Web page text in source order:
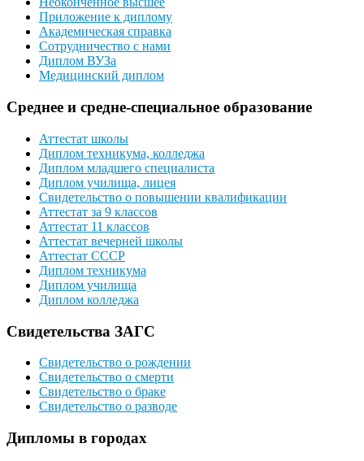
Приложение к диплому
Академическая справка
Сотрудничество с нами
Диплом ВУЗа
Медицинский диплом
Среднее и средне-специальное образование
Аттестат школы
Диплом техникума, колледжа
Диплом младшего специалиста
Диплом училища, лицея
Свидетельство о повышении квалификации
Аттестат за 9 классов
Аттестат 11 классов
Аттестат вечерней школы
Аттестат СССР
Диплом техникума
Диплом училища
Диплом колледжа
Свидетельства ЗАГС
Свидетельство о рождении
Свидетельство о смерти
Свидетельство о браке
Свидетельство о разводе
Дипломы в городах